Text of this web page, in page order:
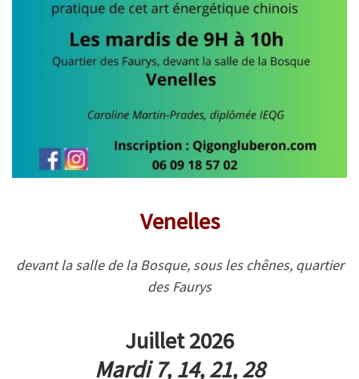
Venelles
devant la salle de la Bosque, sous les chênes, quartier
des Faurys
Juillet 2026
Mardi 7, 14, 21, 28